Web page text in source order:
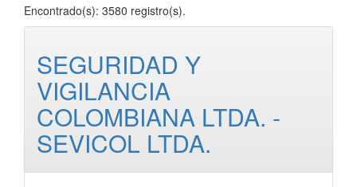
Encontrado(s): 3580 registro(s).
SEGURIDAD Y
VIGILANCIA
COLOMBIANA LTDA. -
SEVICOL LTDA.